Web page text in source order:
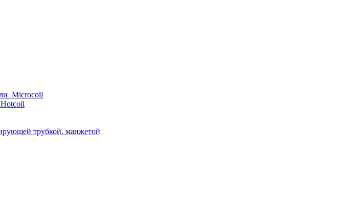
трубкой, манжетой